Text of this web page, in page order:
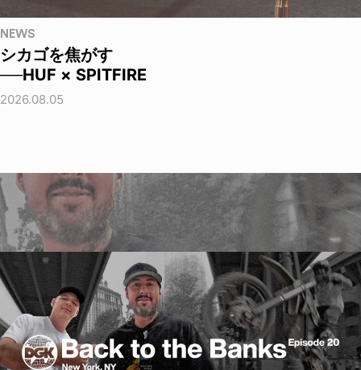
NEWS
シカゴを焦がす
──HUF × SPITFIRE
2026.08.05